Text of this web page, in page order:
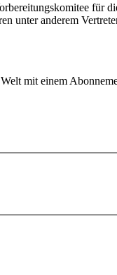
für
unter anderem
mit einem